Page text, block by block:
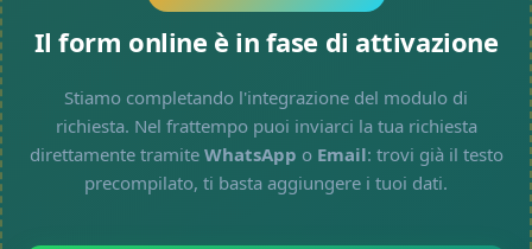
Il form online è in fase di attivazione
Stiamo completando l'integrazione del modulo di
richiesta. Nel frattempo puoi inviarci la tua richiesta
direttamente tramite WhatsApp o Email: trovi già il testo
precompilato, ti basta aggiungere i tuoi dati.